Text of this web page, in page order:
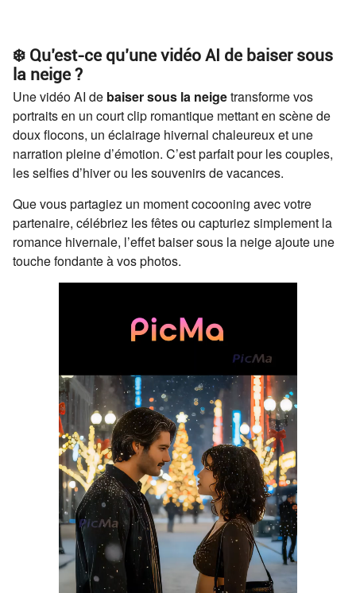
❄️ Qu’est-ce qu’une vidéo AI de baiser sous
la neige ?
Une vidéo AI de baiser sous la neigetransforme vos
portraits en un court clip romantique mettant en scène de
doux flocons, un éclairage hivernal chaleureux et une
narration pleine d’émotion. C’est parfait pour les couples,
les selfies d’hiver ou les souvenirs de vacances.
Que vous partagiez un moment cocooning avec votre
partenaire, célébriez les fêtes ou capturiez simplement la
romance hivernale, l’effet baiser sous la neige ajoute une
touche fondante à vos photos.